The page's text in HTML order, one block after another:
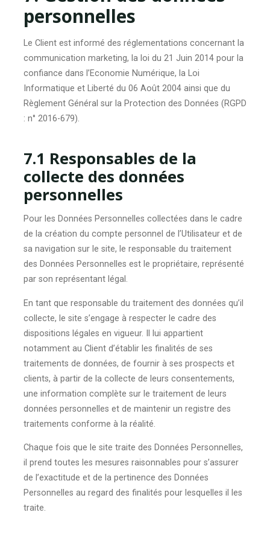
personnelles
Le Client est informé des réglementations concernant la
communication marketing, la loi du 21 Juin 2014 pour la
confiance dans l’Economie Numérique, la Loi
Informatique et Liberté du 06 Août 2004 ainsi que du
Règlement Général sur la Protection des Données (RGPD
: n° 2016-679).
7.1 Responsables de la
collecte des données
personnelles
Pour les Données Personnelles collectées dans le cadre
de la création du compte personnel de l’Utilisateur et de
sa navigation sur le site, le responsable du traitement
des Données Personnelles est le propriétaire, représenté
par son représentant légal.
En tant que responsable du traitement des données qu’il
collecte, le site s’engage à respecter le cadre des
dispositions légales en vigueur. Il lui appartient
notamment au Client d’établir les finalités de ses
traitements de données, de fournir à ses prospects et
clients, à partir de la collecte de leurs consentements,
une information complète sur le traitement de leurs
données personnelles et de maintenir un registre des
traitements conforme à la réalité.
Chaque fois que le site traite des Données Personnelles,
il prend toutes les mesures raisonnables pour s’assurer
de l’exactitude et de la pertinence des Données
Personnelles au regard des finalités pour lesquelles il les
traite.